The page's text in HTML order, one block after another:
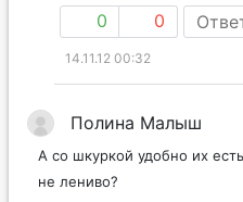
0 0
14.11.12 00:32
Полина Малыш
А со шкуркой удобно их
не лениво?